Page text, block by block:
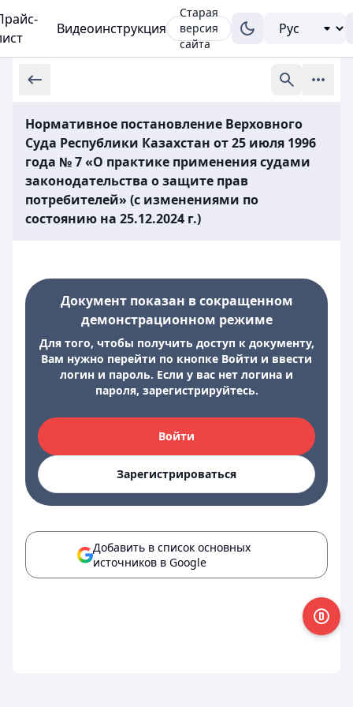
Видеоинструкция
Старая
версия
сайта
Нормативное постановление Верховного
Суда Республики Казахстан от 25 июля 1996
года № 7 «О практике применения судами
законодательства о защите прав
потребителей» (с изменениями по
состоянию на 25.12.2024 г.)
Документ показан в сокращенном
демонстрационном режиме
Для того, чтобы получить доступ к документу,
Вам нужно перейти по кнопке Войти и ввести
логин и пароль. Если у вас нет логина и
пароля, зарегистрируйтесь.
Войти
Зарегистрироваться
Добавить в список основных
источников в Google